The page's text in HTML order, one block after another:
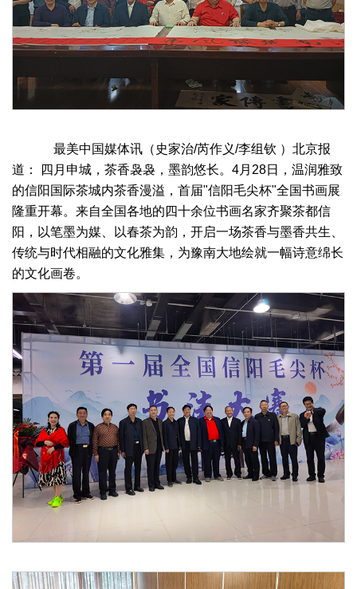
最美中国媒体讯（史家治/芮作义/李组钦 ）北京报
道： 四月申城，茶香袅袅，墨韵悠长。4月28日，温润雅致
的信阳国际茶城内茶香漫溢，首届"信阳毛尖杯"全国书画展
隆重开幕。来自全国各地的四十余位书画名家齐聚茶都信
阳，以笔墨为媒、以春茶为韵，开启一场茶香与墨香共生、
传统与时代相融的文化雅集，为豫南大地绘就一幅诗意绵长
的文化画卷。